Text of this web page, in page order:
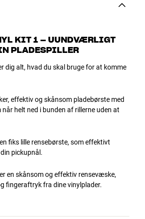
KIT 1 – UUNDVÆRLIGT
PLADESPILLER
dig alt, hvad du skal bruge for at komme
effektiv og skånsom pladebørste med
helt ned i bunden af rillerne uden at
fiks lille rensebørste, som effektivt
pickupnål.
en skånsom og effektiv rensevæske,
fingeraftryk fra dine vinylplader.